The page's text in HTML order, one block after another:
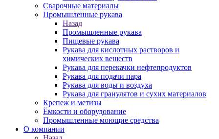
Сварочные материалы
Промышленные рукава
Назад
Промышленные рукава
Пищевые рукава
Рукава для кислотных растворов и
химических веществ
Рукава для перекачки нефтепродуктов
Рукава для подачи пара
Рукава для воды и воздуха
Рукава для гранулятов и сухих материалов
Крепеж и метизы
Ёмкости и оборудование
Промышленные моющие средства
О компании